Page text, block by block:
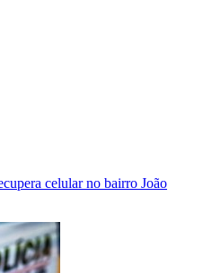
celular no bairro João